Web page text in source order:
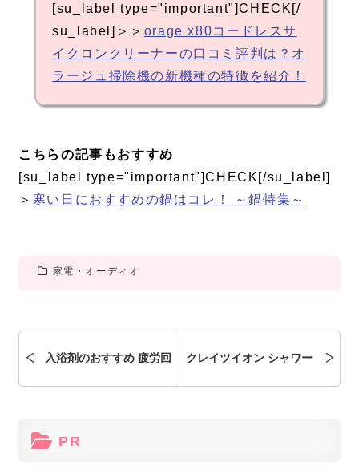
[su_label type="important"]CHECK[/
su_label]＞＞ orage x80コードレスサ
イクロンクリーナーの口コミ評判は？オ
ラージュ掃除機の新機種の特徴を紹介！
こちらの記事もおすすめ
[su_label type="important"]CHECK[/su_label]
＞ 寒い日におすすめの鍋はコレ！ ～鍋特集～
家電・オーディオ
入浴剤のおすすめ 疲労回
り？疲れがとれるのはコ
クレイツイオン シャワー
PR